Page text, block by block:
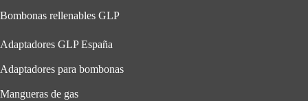
Bombonas rellenables GLP
Adaptadores GLP España
Adaptadores para bombonas
Mangueras de gas